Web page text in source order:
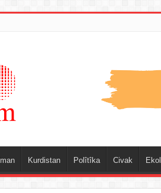
Kurdistan Polîtîka Civak